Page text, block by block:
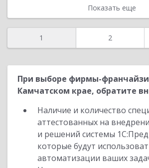
Показать еще
1 2
При выборе фирмы-
Камчатском крае, обратите
Наличие и количество
аттестованных на
и решений системы
которые будут
автоматизации ваших